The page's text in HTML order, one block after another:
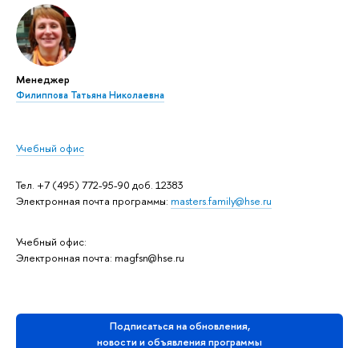
Менеджер
Филиппова Татьяна Николаевна
Учебный офис
Тел. +7 (495) 772-95-90 доб. 12383
Электронная почта программы: masters.family@hse.ru
Учебный офис:
Электронная почта: magfsn@hse.ru
Подписаться на обновления,
новости и объявления программы